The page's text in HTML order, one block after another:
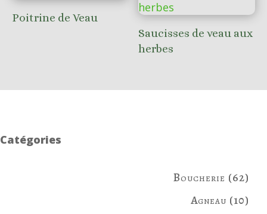
Poitrine de Veau
Saucisses de veau aux
herbes
Catégories
Boucherie 6262
Agneau 1010